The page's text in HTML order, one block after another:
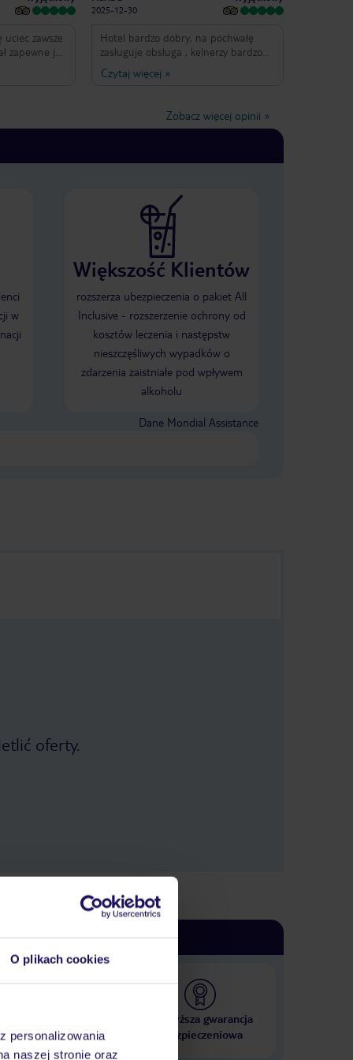
O plikach cookies
personalizowania
naszej stronie oraz
i z
zawsze
zapewne jak
ale ma
to
wracam
2025-12-30
Hotel bardzo dobry, na pochwałę
zasługuje obsługa , kelnerzy bardzo
uśmiechnięci i szybko obsługujący
gości . Plaża duża , leżaków dużo .
odległość do Side - około 12 km. Poza
hotelem nie ma atrakcji. Pozostaje
Czytaj więcej »
Zobacz więcej opinii »
w
Większość Klientów
rozszerza ubezpieczenia o pakiet All
Inclusive - rozszerzenie ochrony od
kosztów leczenia i następstw
nieszczęśliwych wypadków o
zdarzenia zaistniałe pod wpływem
alkoholu
Dane Mondial Assistance
oferty.
krajach
Najwyższa gwarancja
ubezpieczeniowa